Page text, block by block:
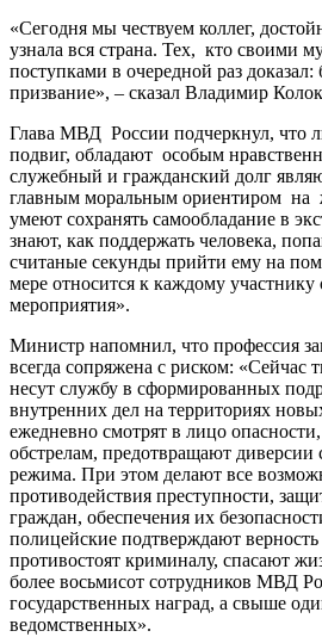
«Сегодня мы чествуем коллег,
узнала вся страна. Тех, кто своими
поступками в очередной раз
призвание», – сказал Владимир
Глава МВД России подчеркнул, что
подвиг, обладают особым
служебный и гражданский долг
главным моральным ориентиром
умеют сохранять самообладание в
знают, как поддержать человека,
считаные секунды прийти ему на
мере относится к каждому участнику
мероприятия».
Министр напомнил, что профессия
всегда сопряжена с риском: «Сейчас
несут службу в сформированных
внутренних дел на территориях
ежедневно смотрят в лицо
обстрелам, предотвращают диверсии
режима. При этом делают все
противодействия преступности,
граждан, обеспечения их
полицейские подтверждают
противостоят криминалу, спасают
более восьмисот сотрудников МВД
государственных наград, а свыше
ведомственных».